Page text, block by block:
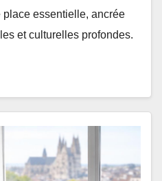
essentielle, ancrée
et culturelles profondes.